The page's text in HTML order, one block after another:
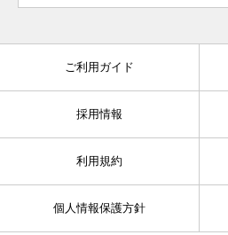
ご利用ガイド
採用情報
利用規約
個人情報保護方針